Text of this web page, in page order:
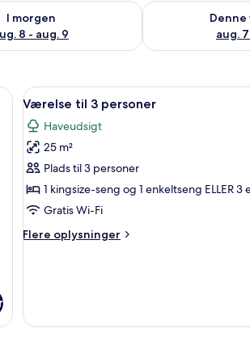
I morgen
8 - aug. 9
for i morgen aug. 8 - aug. 9
Denne
aug.
Tjek
og en væg med botaniske motiver.
Indlæs
alle
billeder
af
Værelse
til
3
Et
6
Værelse til 3 personer
Haveudsigt
25 m²
Plads til 3 personer
1 kingsize-seng og 1 enkeltseng ELLER
Gratis Wi-Fi
Flere oplysninger
Flere
personer